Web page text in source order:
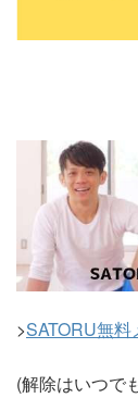
>SATORU無
(解除はいつで